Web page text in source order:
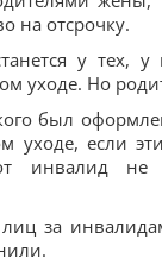
на отсрочку.
у тех,
уходе. Но
был
уходе, если
инвалид не
за